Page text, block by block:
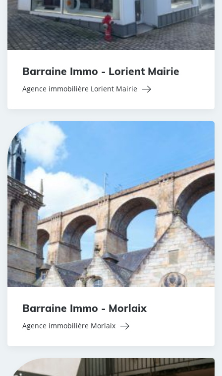
Barraine Immo - Lorient Mairie
Agence immobilière Lorient Mairie
Barraine Immo - Morlaix
Agence immobilière Morlaix